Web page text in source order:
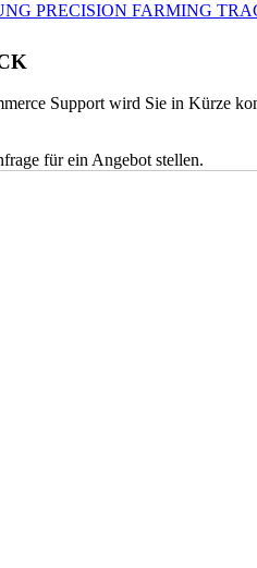
PRECISION FARMING
Support wird Sie in Kürze
für ein Angebot stellen.